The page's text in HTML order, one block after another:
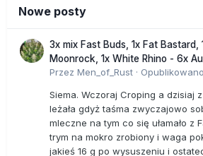
Nowe posty
3x mix Fast Buds, 1x Fat Bastard,
Moonrock, 1x White Rhino - 6x
Przez Men_of_Rust · Opublikowano
Siema. Wczoraj Croping a dzisiaj
leżała gdyż taśma zwyczajowo
mleczne na tym co się ułamało z
trym na mokro zrobiony i waga
jakieś 16 g po wysuszeniu i